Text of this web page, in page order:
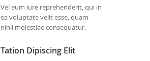
Vel eum iure reprehenderit, qui in
ea voluptate velit esse, quam
nihil molestiae consequatur.
Tation Dipiscing Elit